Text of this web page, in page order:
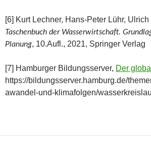
[6] Kurt Lechner, Hans-Peter Lühr,
Taschenbuch der Wasserwirtschaft.
Planung, 10.Aufl., 2021, Springer Verlag
[7] Hamburger Bildungsserver, Der
https://bildungsserver.hamburg.de/
awandel-und-klimafolgen/